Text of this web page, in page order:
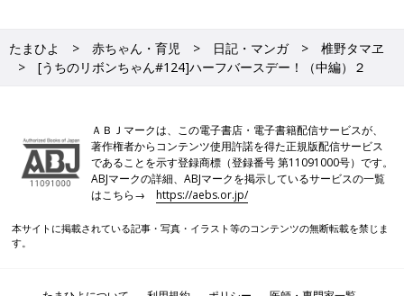
たまひよ 赤ちゃん・育児 日記・マンガ
椎野タマヱ
[うちのリボンちゃん#124]ハーフバースデー！（中編）２
ＡＢＪマークは、この電子書店・電子書籍配信サービスが、
著作権者からコンテンツ使用許諾を得た正規版配信サービス
であることを示す登録商標（登録番号 第11091000号）です。
ABJマークの詳細、ABJマークを掲示しているサービスの一覧
はこちら→https://aebs.or.jp/
本サイトに掲載されている記事・写真・イラスト等のコンテンツの無断転載を禁じま
す。